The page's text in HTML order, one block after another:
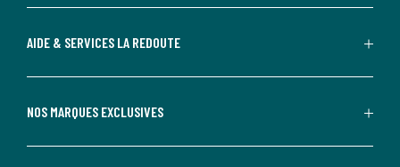
AIDE & SERVICES LA REDOUTE
NOS MARQUES EXCLUSIVES